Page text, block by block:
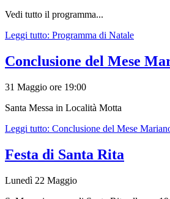
Vedi tutto il programma...
Leggi tutto: Programma di Natale
Conclusione del Mese
31 Maggio ore 19:00
Santa Messa in Località Motta
Leggi tutto: Conclusione del Mese
Festa di Santa Rita
Lunedì 22 Maggio